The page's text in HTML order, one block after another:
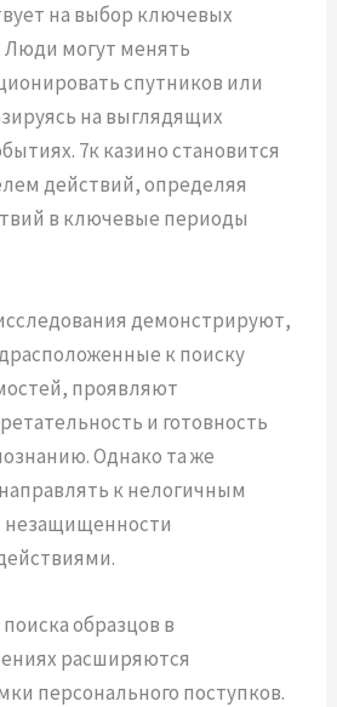
на выбор ключевых
могут менять
спутников или
на выглядящих
7к казино становится
действий, определяя
в ключевые периоды
демонстрируют,
к поиску
проявляют
и готовность
Однако та же
к нелогичным
незащищенности
образцов в
расширяются
персонального поступков.